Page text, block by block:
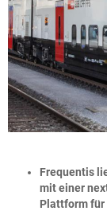
Frequentis
mit einer
Plattform für